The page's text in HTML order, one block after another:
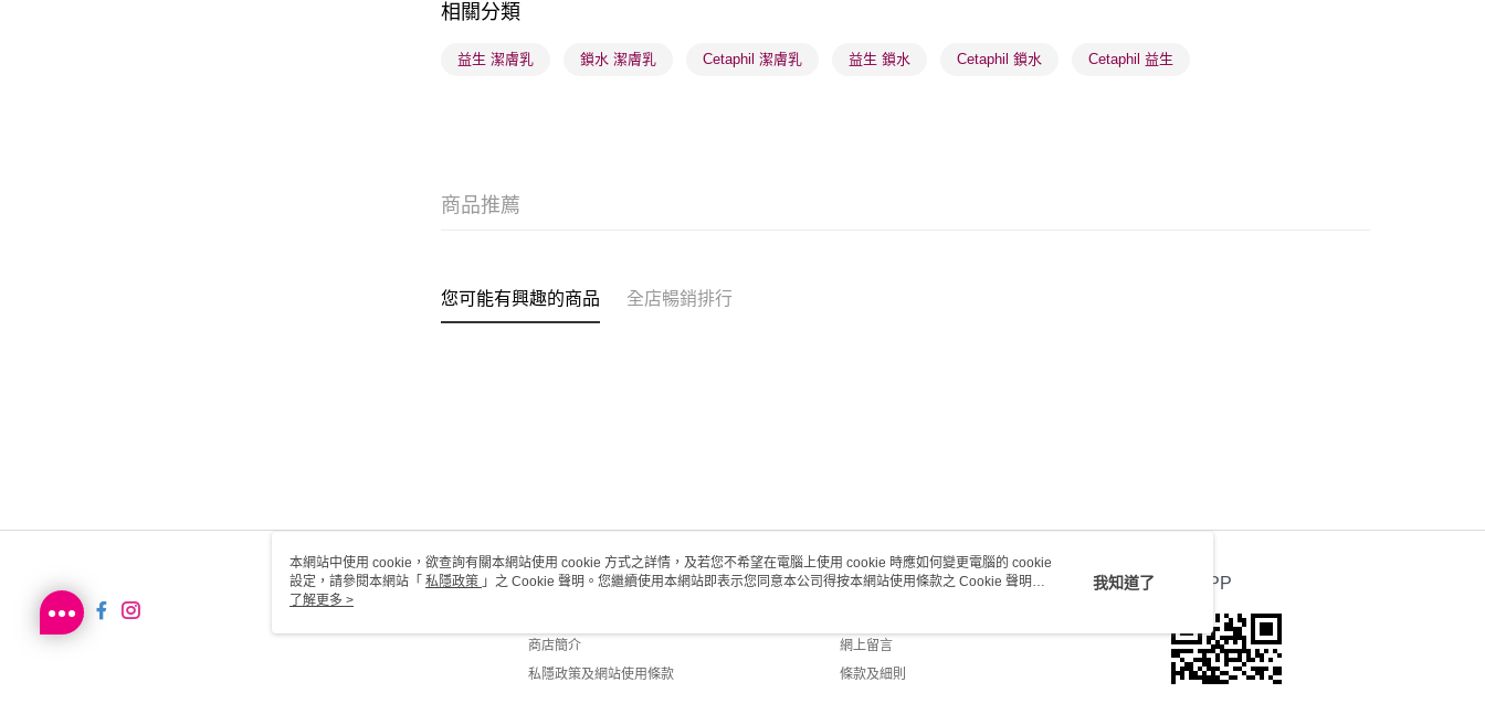
相關分類
益生 潔膚乳 鎖水 潔膚乳 Cetaphil 潔膚乳 益生 鎖水 Cetaphil 鎖水 Cetaphil 益生
商品推薦
您可能有興趣的商品 全店暢銷排行
關於我們
商店簡介
私隱政策及網站使用條款
客戶服務
網上留言
條款及細則
官方APP
本網站中使用 cookie，欲查詢有關本網站使用 cookie 方式之詳情，及若您不希望在電腦上使用 cookie 時應如何變更電腦的 cookie
設定，請參閱本網站「 私隱政策 」之 Cookie 聲明。您繼續使用本網站即表示您同意本公司得按本網站使用條款之 Cookie 聲明使
用 cookie。
了解更多 >
我知道了